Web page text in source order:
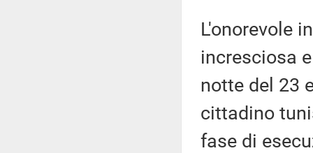
L'onorevole
incresciosa
notte del 23
cittadino
fase di